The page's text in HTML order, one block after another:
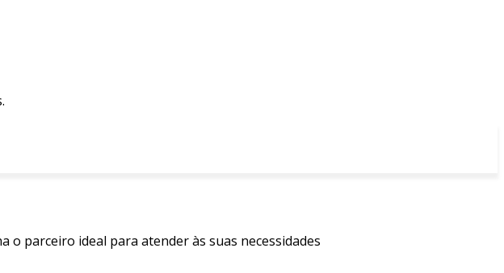
o parceiro ideal para atender às suas necessidades